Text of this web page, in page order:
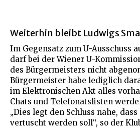
Weiterhin bleibt Ludwigs
Im Gegensatz zum U-Ausschuss
darf bei der Wiener U-
des Bürgermeisters nicht
Bürgermeister habe lediglich
im Elektronischen Akt alles
Chats und Telefonatslisten
„Dies legt den Schluss nahe,
vertuscht werden soll“, so der